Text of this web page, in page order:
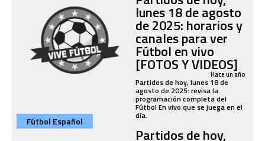
lunes 18 de agosto
de 2025: horarios y
canales para ver
Fútbol en vivo
[FOTOS Y VIDEOS]
Hace un año
Partidos de hoy, lunes 18 de
agosto de 2025: revisa la
programación completa del
Fútbol En vivo que se juega en el
día.
Fútbol Español
Partidos de hoy,